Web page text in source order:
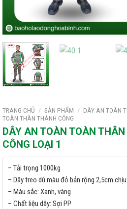
TRANG CHỦ / SẢN PHẨM / DÂY AN TOÀN
TOÀN THÂN THÀNH CÔNG
DÂY AN TOÀN TOÀN
CÔNG LOẠI 1
– Tải trọng 1000kg
– Dây treo dù màu đỏ bản rộng 2,5cm
– Màu sắc: Xanh, vàng
– Chất liệu dây: Sợi PP